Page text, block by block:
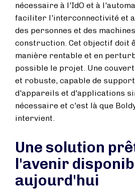
nécessaire à l'IdO et à
faciliter l'interconnectivité et
des personnes et des
construction. Cet objectif doit
manière rentable et en
possible le projet. Une
et robuste, capable de
d'appareils et d'applications
nécessaire et c'est là que
intervient.
Une solution
l'avenir
aujourd'hui